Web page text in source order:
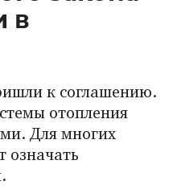
в
к соглашению.
отопления
Для многих
означать